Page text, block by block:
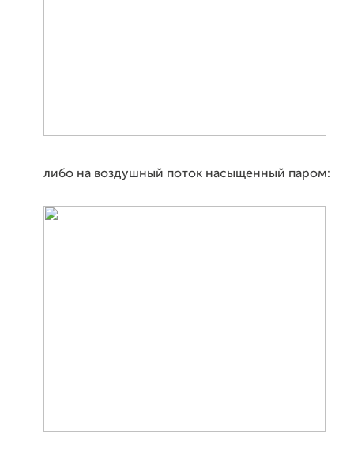
либо на воздушный поток насыщенный паром: